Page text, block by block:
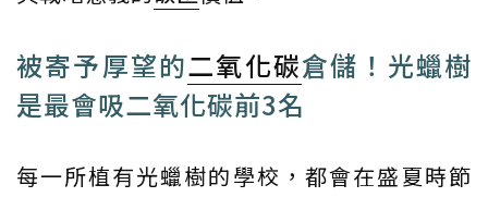
被寄予厚望的二氧化碳倉儲！光蠟樹
是最會吸二氧化碳前3名
每一所植有光蠟樹的學校，都會在盛夏時節